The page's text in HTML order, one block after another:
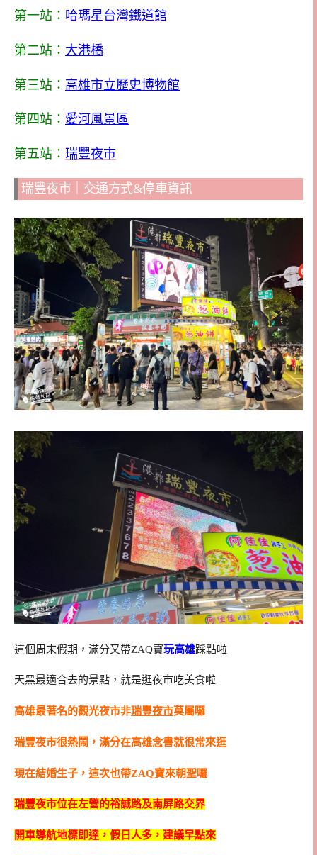
第一站： 哈瑪星台灣鐵道館
第二站： 大港橋
第三站： 高雄市立歷史博物館
第四站： 愛河風景區
第五站： 瑞豐夜市
瑞豐夜市｜交通方式&停車資訊
這個周末假期，滿分又帶ZAQ寶玩高雄踩點啦
天黑最適合去的景點，就是逛夜市吃美食啦
高雄最著名的觀光夜市非瑞豐夜市莫屬囉
瑞豐夜市很熱鬧，滿分在高雄念書就很常來逛
現在結婚生子，這次也帶ZAQ寶來朝聖囉
瑞豐夜市位在左營的裕誠路及南屏路交界
開車導航地標即達，假日人多，建議早點來